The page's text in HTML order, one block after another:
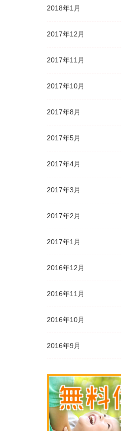
2018年1月
2017年12月
2017年11月
2017年10月
2017年8月
2017年5月
2017年4月
2017年3月
2017年2月
2017年1月
2016年12月
2016年11月
2016年10月
2016年9月
無料